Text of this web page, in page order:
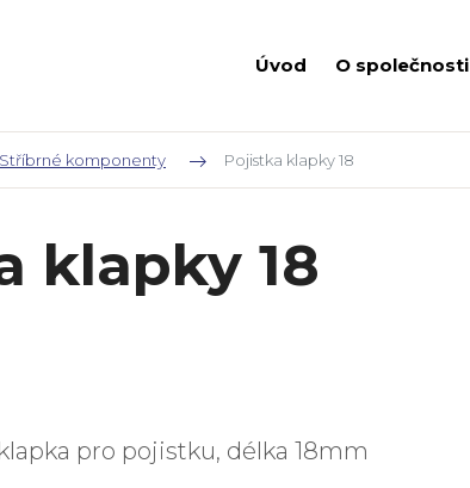
Úvod O společnosti
Stříbrné komponenty Pojistka klapky 18
klapky 18
pro pojistku, délka 18mm